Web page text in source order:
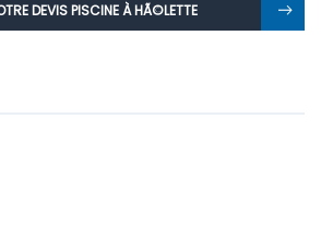
DEVIS PISCINE À HÃ©LETTE